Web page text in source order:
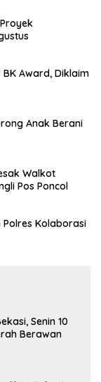
Award, Diklaim
Anak Berani
Walkot
Pos Poncol
Senin 10
Berawan